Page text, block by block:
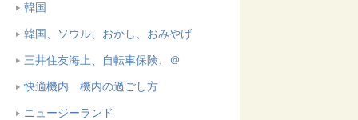
韓国
韓国、ソウル、おかし、おみやげ
三井住友海上、自転車保険、＠
快適機内 機内の過ごし方
ニュージーランド